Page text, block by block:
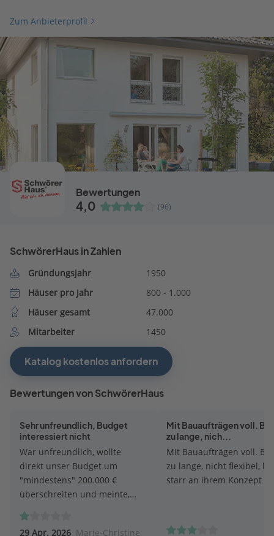
Zum Anbieterprofil
Bewertungen
4,0 (96)
SchwörerHaus in Zahlen
Gründungsjahr
1950
Häuser pro Jahr
800 - 1.000
Häuser gesamt
47.000
Mitarbeiter
1450
Katalog kostenlos anfordern
Bewertungen von SchwörerHaus
Sehr unfreundlich, Budget
interessiert nicht
War unfreundlich, wollte
direkt unser Budget um
"mindestens" 200.000 €
überschreiten und meinte,
umzusetzen. Andere Firmen
29 Apr. 2026 Marie-Christine
Mit Bauaufträgen voll.
zu lange, nich...
Mit Bauaufträgen voll.
zu lange, nicht flexibel,
starr an ihrem Konzept